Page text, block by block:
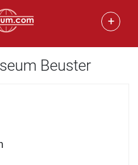
+
Beuster